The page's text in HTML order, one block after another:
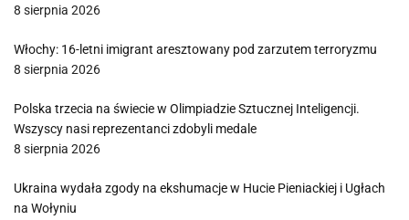
8 sierpnia 2026
Włochy: 16-letni imigrant aresztowany pod zarzutem terroryzmu
8 sierpnia 2026
Polska trzecia na świecie w Olimpiadzie Sztucznej Inteligencji.
Wszyscy nasi reprezentanci zdobyli medale
8 sierpnia 2026
Ukraina wydała zgody na ekshumacje w Hucie Pieniackiej i Ugłach
na Wołyniu